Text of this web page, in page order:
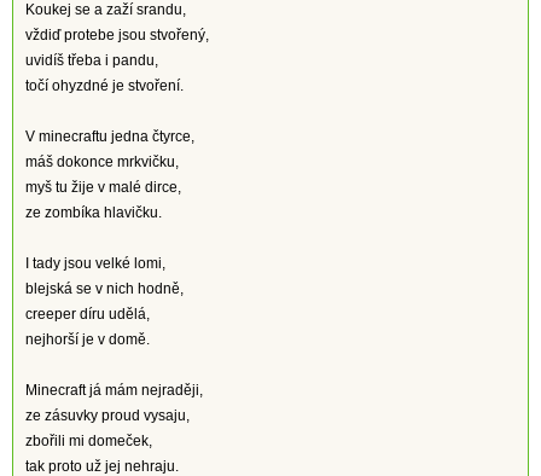
Koukej se a zaží srandu,
vždiď protebe jsou stvořený,
uvidíš třeba i pandu,
točí ohyzdné je stvoření.
V minecraftu jedna čtyrce,
máš dokonce mrkvičku,
myš tu žije v malé dirce,
ze zombíka hlavičku.
I tady jsou velké lomi,
blejská se v nich hodně,
creeper díru udělá,
nejhorší je v domě.
Minecraft já mám nejraději,
ze zásuvky proud vysaju,
zbořili mi domeček,
tak proto už jej nehraju.